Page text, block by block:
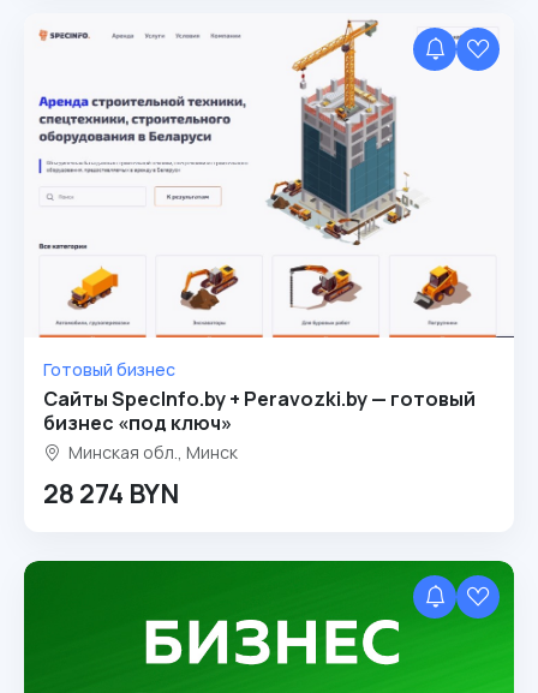
Готовый бизнес
Сайты SpecInfo.by + Peravozki.by — готовый
бизнес «под ключ»
Минская обл., Минск
28 274 BYN